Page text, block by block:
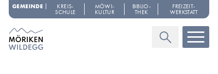
Navigieren in Möriken-Wildegg
Schnellnavigation
GEMEINDE KREIS­
SCHULE
MÖWI­
KULTUR
BIBLIO­
THEK
FREIZEIT­
WERKSTATT
Suche